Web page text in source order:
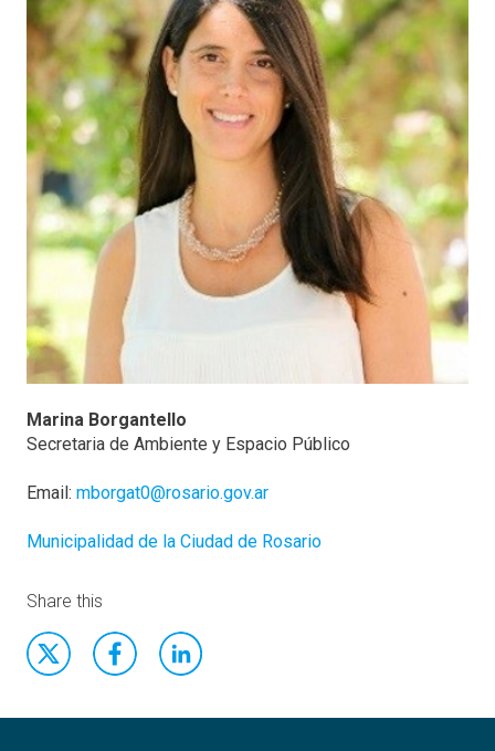
Marina Borgantello
Secretaria de Ambiente y Espacio Público
Email: mborgat0@rosario.gov.ar
Municipalidad de la Ciudad de Rosario
Share this